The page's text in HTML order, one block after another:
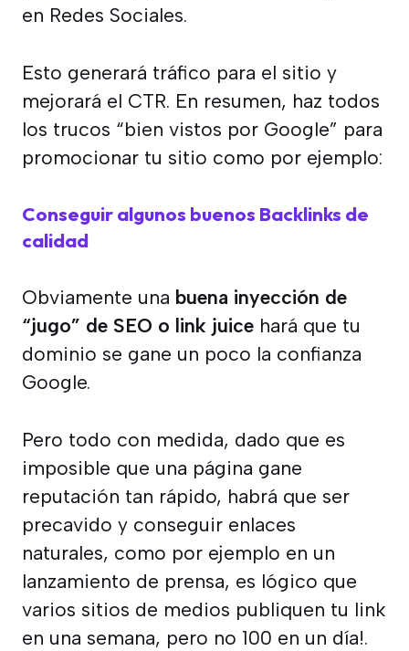
en Redes Sociales.
Esto generará tráfico para el sitio y
mejorará el CTR. En resumen, haz todos
los trucos “bien vistos por Google” para
promocionar tu sitio como por ejemplo:
Conseguir algunos buenos Backlinks de
calidad
Obviamente una buena inyección de
“jugo” de SEO o link juice hará que tu
dominio se gane un poco la confianza
Google.
Pero todo con medida, dado que es
imposible que una página gane
reputación tan rápido, habrá que ser
precavido y conseguir enlaces
naturales, como por ejemplo en un
lanzamiento de prensa, es lógico que
varios sitios de medios publiquen tu link
en una semana, pero no 100 en un día!.